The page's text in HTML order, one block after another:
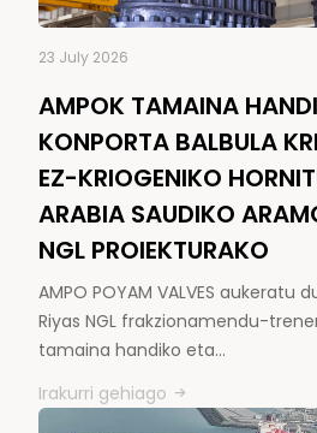
23 July 2026
AMPOK TAMAINA
KONPORTA BALBULA
EZ-KRIOGENIKO
ARABIA SAUDIKO
NGL PROIEKTURAKO
AMPO POYAM VALVES aukeratu
Riyas NGL frakzionamendu-
tamaina handiko eta…
Irakurri gehiago